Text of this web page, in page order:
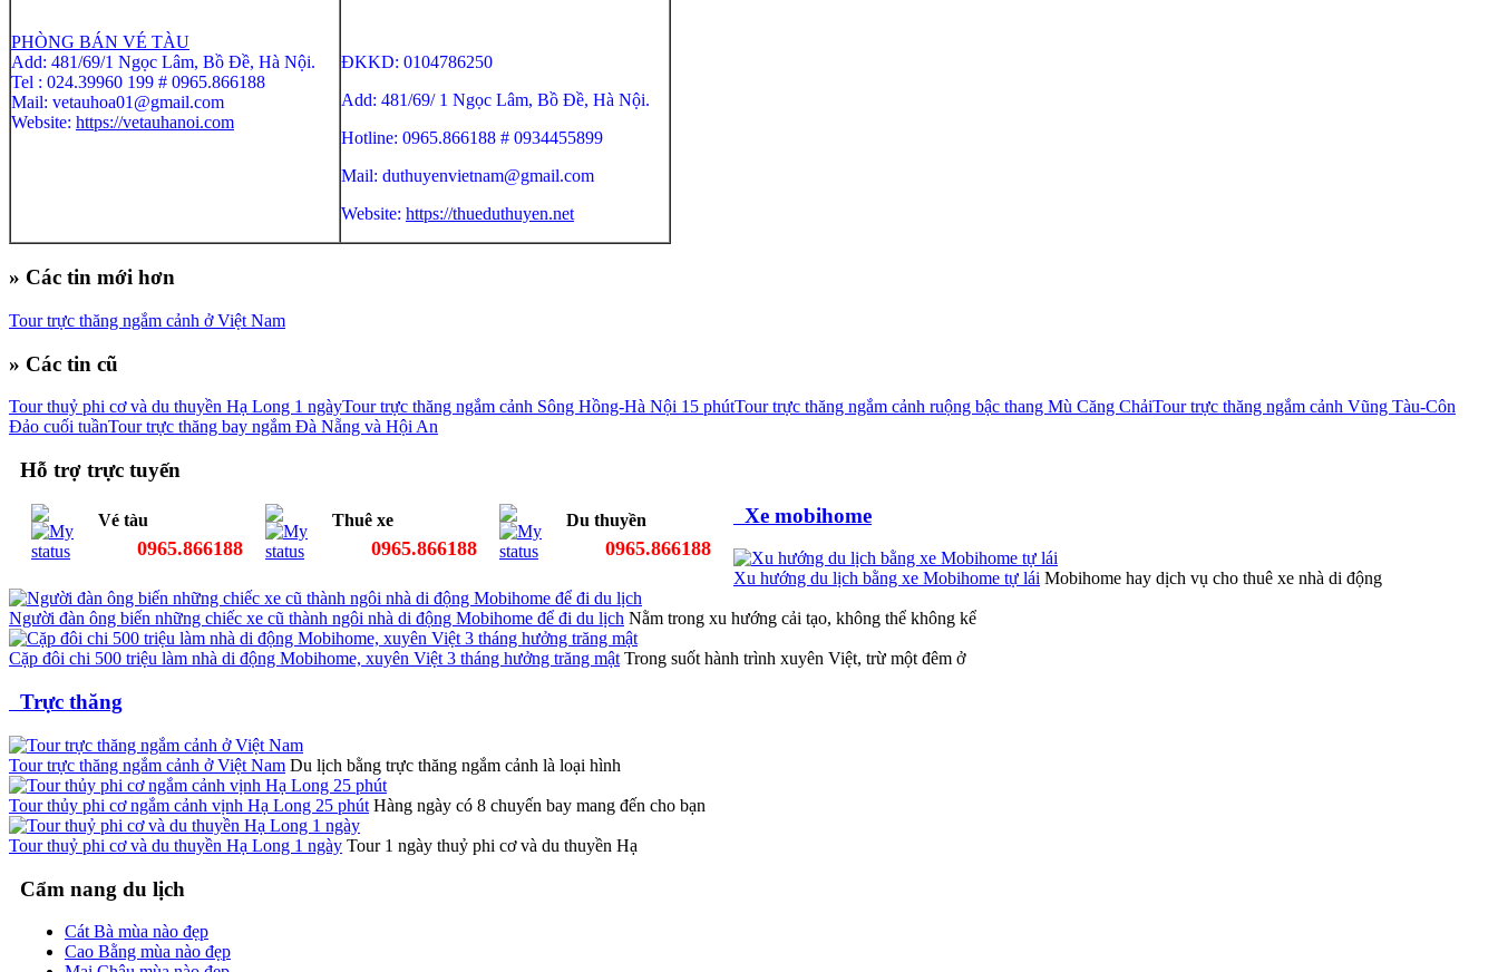
PHÒNG BÁN VÉ TÀU
Add: 481/69/1 Ngọc Lâm, Bồ Đề, Hà Nội.
Tel : 024.39960 199 # 0965.866188
Mail: vetauhoa01@gmail.com
Website: https://vetauhanoi.com
ĐKKD: 0104786250
Add: 481/69/ 1 Ngọc Lâm, Bồ Đề, Hà Nội.
Hotline: 0965.866188 # 0934455899
Mail: duthuyenvietnam@gmail.com
Website: https://thueduthuyen.net
» Các tin mới hơn
Tour trực thăng ngắm cảnh ở Việt Nam
» Các tin cũ
Tour thuỷ phi cơ và du thuyền Hạ Long 1 ngàyTour trực thăng ngắm cảnh Sông Hồng-Hà Nội 15 phútTour trực thăng ngắm cảnh ruộng bậc thang Mù Căng ChảiTour trực thăng ngắm cảnh Vũng Tàu-Côn
Đảo cuối tuầnTour trực thăng bay ngắm Đà Nẵng và Hội An
Hỗ trợ trực tuyến
Vé tàu
0965.866188
Thuê xe
0965.866188
Du thuyền
0965.866188
Xe mobihome
Xu hướng du lịch bằng xe Mobihome tự lái Mobihome hay dịch vụ cho thuê xe nhà di động
Người đàn ông biến những chiếc xe cũ thành ngôi nhà di động Mobihome để đi du lịch Nằm trong xu hướng cải tạo, không thể không kể
Cặp đôi chi 500 triệu làm nhà di động Mobihome, xuyên Việt 3 tháng hưởng trăng mật Trong suốt hành trình xuyên Việt, trừ một đêm ở
Trực thăng
Tour trực thăng ngắm cảnh ở Việt Nam Du lịch bằng trực thăng ngắm cảnh là loại hình
Tour thủy phi cơ ngắm cảnh vịnh Hạ Long 25 phút Hàng ngày có 8 chuyến bay mang đến cho bạn
Tour thuỷ phi cơ và du thuyền Hạ Long 1 ngày Tour 1 ngày thuỷ phi cơ và du thuyền Hạ
Cẩm nang du lịch
Cát Bà mùa nào đẹp
Cao Bằng mùa nào đẹp